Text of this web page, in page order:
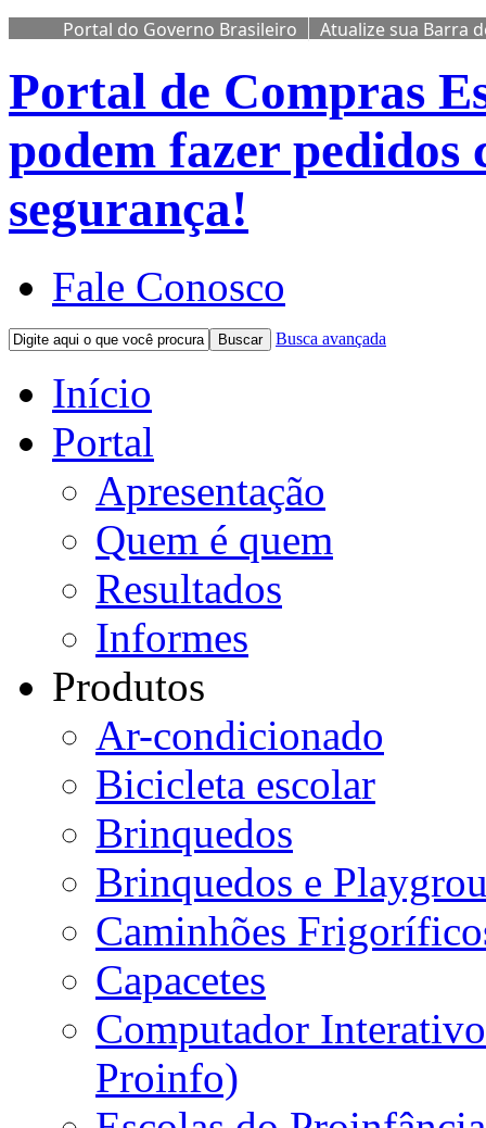
Portal do Governo Brasileiro Atualize sua Barra
Portal de Compras
podem fazer pedidos
segurança!
Fale Conosco
Buscar Busca avançada
Início
Portal
Apresentação
Quem é quem
Resultados
Informes
Produtos
Ar-condicionado
Bicicleta escolar
Brinquedos
Brinquedos e
Caminhões
Capacetes
Computador
Proinfo)